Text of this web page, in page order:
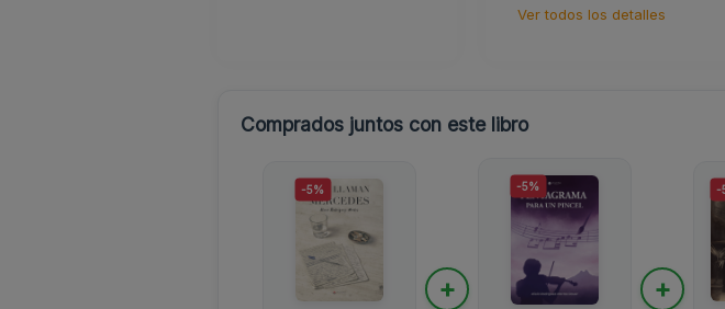
Ver todos los detalles
Comprados juntos con este libro
-5%
+
-5%
+
-